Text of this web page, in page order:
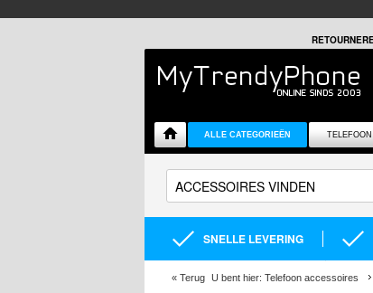
ALLE CATEGORIEËN
SNELLE LEVERING
« Terug U bent hier: Telefoon accessoires